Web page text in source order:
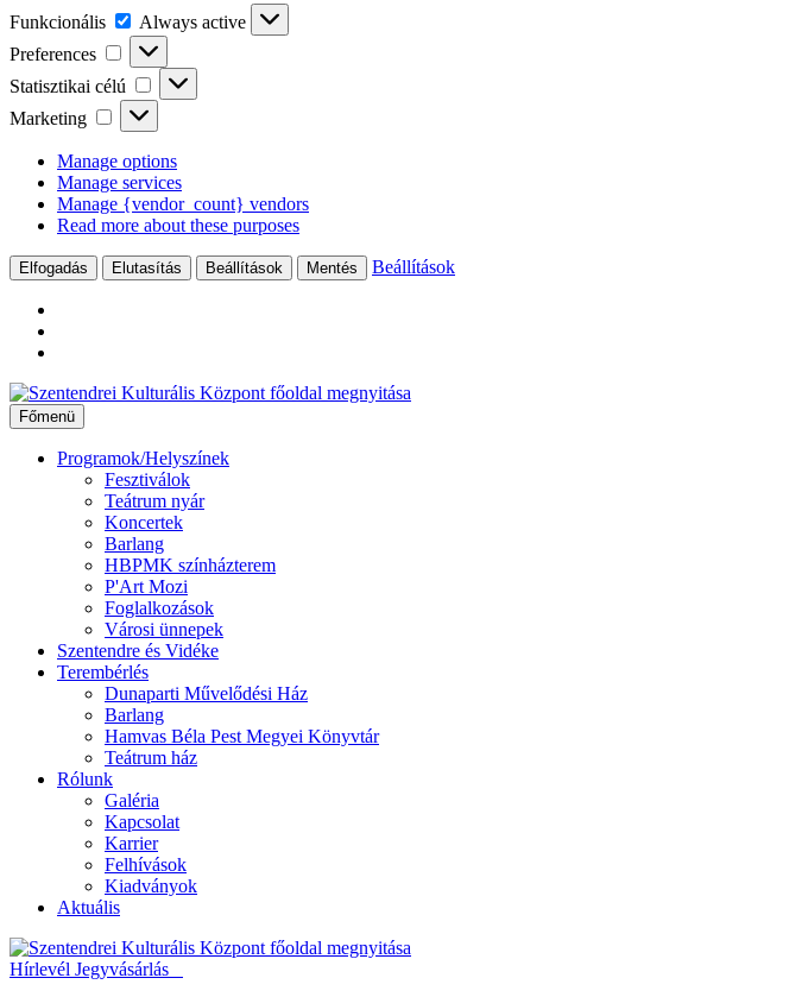
Funkcionális Funkcionális
Always active
Preferences
Preferences
Statisztikai célú
Statisztikai
célú
Marketing
Marketing
Manage options
Manage services
Manage {vendor_count} vendors
Read more about these purposes
Elfogadás Elutasítás Beállítások Mentés Beállítások
Ugrás
a
tartalomhoz
Főmenü
Programok/Helyszínek
Fesztiválok
Teátrum nyár
Koncertek
Barlang
HBPMK színházterem
P'Art Mozi
Foglalkozások
Városi ünnepek
Szentendre és Vidéke
Terembérlés
Dunaparti Művelődési Ház
Barlang
Hamvas Béla Pest Megyei Könyvtár
Teátrum ház
Rólunk
Galéria
Kapcsolat
Karrier
Felhívások
Kiadványok
Aktuális
Hírlevél Jegyvásárlás